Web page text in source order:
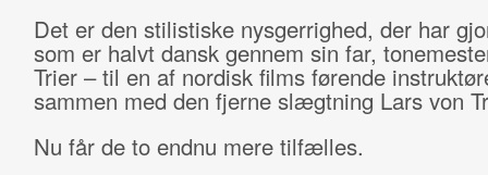
Det er den stilistiske nysgerrighed, der har
som er halvt dansk gennem sin far,
Trier – til en af nordisk films førende
sammen med den fjerne slægtning Lars von
Nu får de to endnu mere tilfælles.